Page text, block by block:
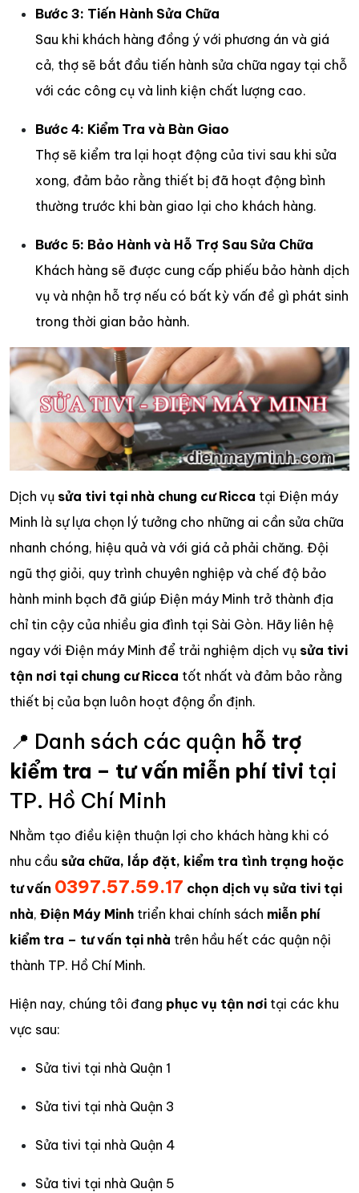
Bước 3: Tiến Hành Sửa Chữa
Sau khi khách hàng đồng ý với phương án và giá
cả, thợ sẽ bắt đầu tiến hành sửa chữa ngay tại chỗ
với các công cụ và linh kiện chất lượng cao.
Bước 4: Kiểm Tra và Bàn Giao
Thợ sẽ kiểm tra lại hoạt động của tivi sau khi sửa
xong, đảm bảo rằng thiết bị đã hoạt động bình
thường trước khi bàn giao lại cho khách hàng.
Bước 5: Bảo Hành và Hỗ Trợ Sau Sửa Chữa
Khách hàng sẽ được cung cấp phiếu bảo hành dịch
vụ và nhận hỗ trợ nếu có bất kỳ vấn đề gì phát sinh
trong thời gian bảo hành.
Dịch vụ sửa tivi tại nhà chung cư Ricca tại Điện máy
Minh là sự lựa chọn lý tưởng cho những ai cần sửa chữa
nhanh chóng, hiệu quả và với giá cả phải chăng. Đội
ngũ thợ giỏi, quy trình chuyên nghiệp và chế độ bảo
hành minh bạch đã giúp Điện máy Minh trở thành địa
chỉ tin cậy của nhiều gia đình tại Sài Gòn. Hãy liên hệ
ngay với Điện máy Minh để trải nghiệm dịch vụ sửa tivi
tận nơi tại chung cư Ricca tốt nhất và đảm bảo rằng
thiết bị của bạn luôn hoạt động ổn định.
📍 Danh sách các quận hỗ trợ
kiểm tra – tư vấn miễn phí tivi tại
TP. Hồ Chí Minh
Nhằm tạo điều kiện thuận lợi cho khách hàng khi có
nhu cầu sửa chữa, lắp đặt, kiểm tra tình trạng hoặc
tư vấn 0397.57.59.17 chọn dịch vụ sửa tivi tại
nhà, Điện Máy Minh triển khai chính sách miễn phí
kiểm tra – tư vấn tại nhà trên hầu hết các quận nội
thành TP. Hồ Chí Minh.
Hiện nay, chúng tôi đang phục vụ tận nơi tại các khu
vực sau:
Sửa tivi tại nhà Quận 1
Sửa tivi tại nhà Quận 3
Sửa tivi tại nhà Quận 4
Sửa tivi tại nhà Quận 5